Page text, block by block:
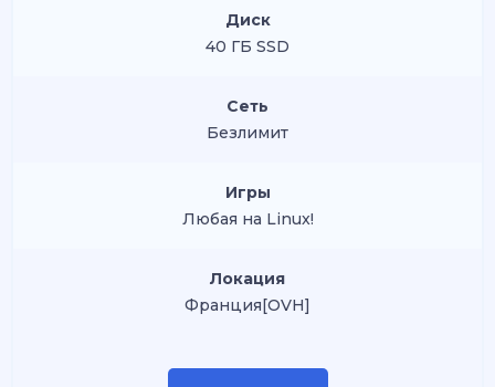
Диск
40 ГБ SSD
Сеть
Безлимит
Игры
Любая на Linux!
Локация
Франция[OVH]